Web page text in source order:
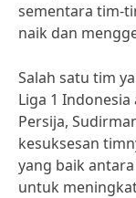
sementara tim-
naik dan
Salah satu tim
Liga 1
Persija,
kesuksesan
yang baik
untuk